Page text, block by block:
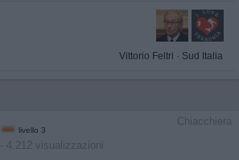
Vittorio Feltri · Sud Italia
Chiacchiera
livello 3
- 4.212 visualizzazioni